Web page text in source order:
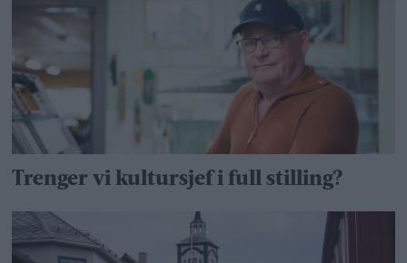
Trenger vi kultursjef i full stilling?